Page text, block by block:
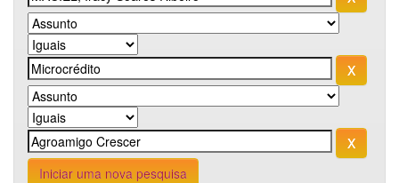
Iniciar uma nova pesquisa